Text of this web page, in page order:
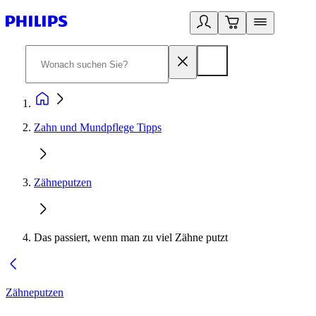
Zahn und Mundpflege Tipps
Zähneputzen
Das passiert, wenn man zu viel Zähne putzt
Zähneputzen